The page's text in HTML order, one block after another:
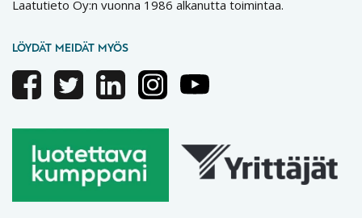
Laatutieto Oy:n vuonna 1986 alkanutta toimintaa.
LÖYDÄT MEIDÄT MYÖS
FacebookTwitterLinkedinInstagramYoutube